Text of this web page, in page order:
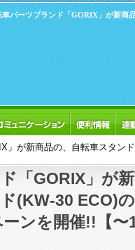
車パーツブランド「GORIX」が新商
」が新商品の、自転車スタン
「GORIX」が
(KW-30 ECO)
ンを開催!!【〜